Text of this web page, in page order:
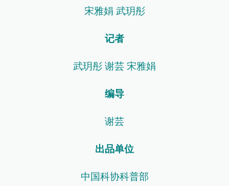
宋雅娟 武玥彤
记者
武玥彤 谢芸 宋雅娟
编导
谢芸
出品单位
中国科协科普部